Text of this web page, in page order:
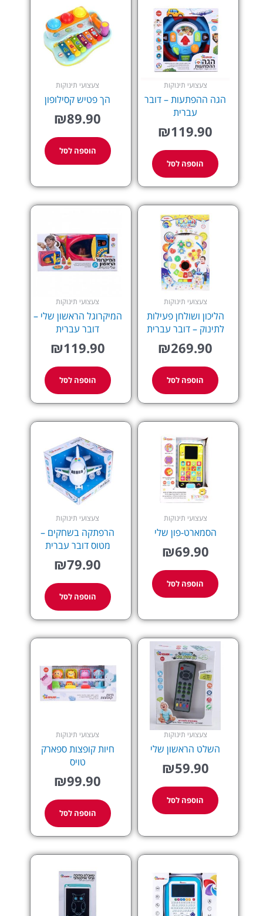
צעצועי תינוקות
הגה ההפתעות – דובר
עברית
₪119.90
הוספה לסל
צעצועי תינוקות
הך פטיש קסילופון
₪89.90
הוספה לסל
צעצועי תינוקות
הליכון ושולחן פעילות
לתינוק – דובר עברית
₪269.90
הוספה לסל
צעצועי תינוקות
המיקרוגל הראשון שלי –
דובר עברית
₪119.90
הוספה לסל
צעצועי תינוקות
הסמארט-פון שלי
₪69.90
הוספה לסל
צעצועי תינוקות
הרפתקה בשחקים –
מטוס דובר עברית
₪79.90
הוספה לסל
צעצועי תינוקות
השלט הראשון שלי
₪59.90
הוספה לסל
צעצועי תינוקות
חיות קופצות ספארק
טויס
₪99.90
הוספה לסל